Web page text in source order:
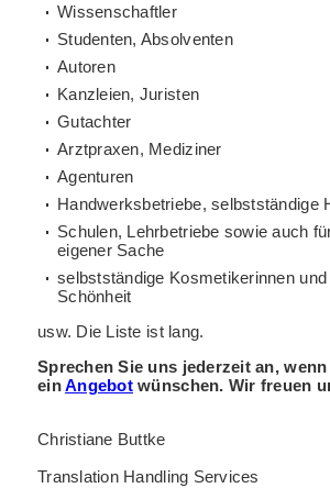
Wissenschaftler
Studenten, Absolventen
Autoren
Kanzleien, Juristen
Gutachter
Arztpraxen, Mediziner
Agenturen
Handwerksbetriebe, selbstständige
Schulen, Lehrbetriebe sowie auch
eigener Sache
selbstständige Kosmetikerinnen
Schönheit
usw. Die Liste ist lang.
Sprechen Sie uns jederzeit an,
einAngebotwünschen. Wir freuen
Christiane Buttke
Translation Handling Services